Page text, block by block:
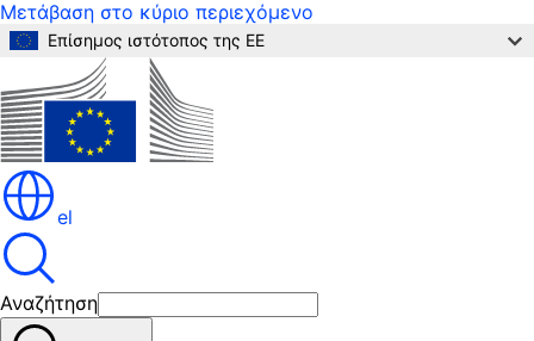
Μετάβαση στο κύριο περιεχόμενο
Επίσημος ιστότοπος της ΕΕ
el
Αναζήτηση